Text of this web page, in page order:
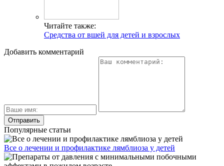
Читайте также:
Средства от вшей для детей и взрослых
Добавить комментарий
Популярные статьи
Все о лечении и профилактике лямблиоза у детей